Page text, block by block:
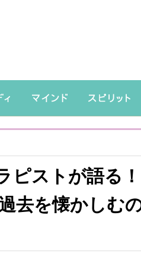
ピストが語る
去を懐かしむ